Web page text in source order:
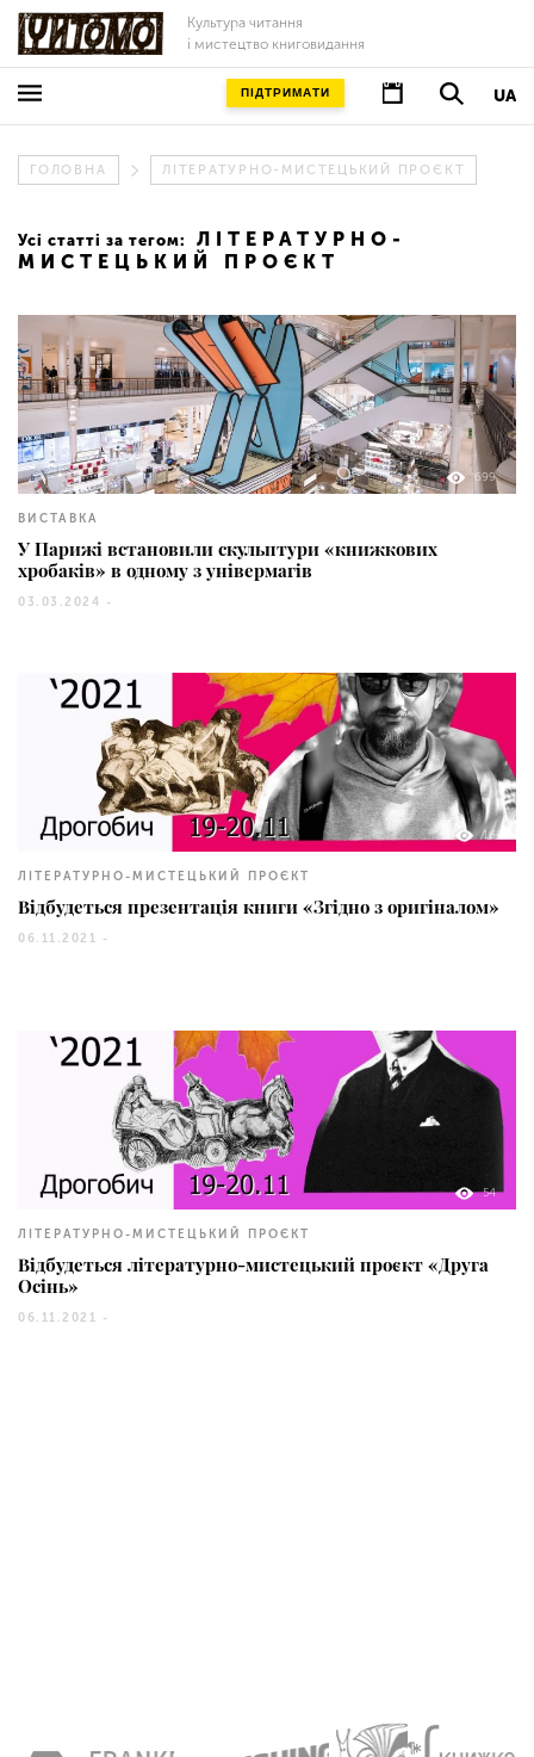
Культура читання
і мистецтво книговидання
UA
ПІДТРИМАТИ
ГОЛОВНА ЛІТЕРАТУРНО-МИСТЕЦЬКИЙ ПРОЄКТ
Усі статті за тегом:
ЛІТЕРАТУРНО-
МИСТЕЦЬКИЙ ПРОЄКТ
699
ВИСТАВКА
У Парижі встановили скульптури «книжкових
хробаків» в одному з універмагів
03.03.2024 -
16
ЛІТЕРАТУРНО-МИСТЕЦЬКИЙ ПРОЄКТ
Відбудеться презентація книги «Згідно з оригіналом»
06.11.2021 -
54
ЛІТЕРАТУРНО-МИСТЕЦЬКИЙ ПРОЄКТ
Відбудеться літературно-мистецький проєкт «Друга
Осінь»
06.11.2021 -